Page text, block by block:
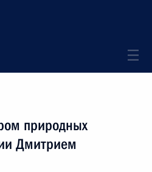
природных
Дмитрием